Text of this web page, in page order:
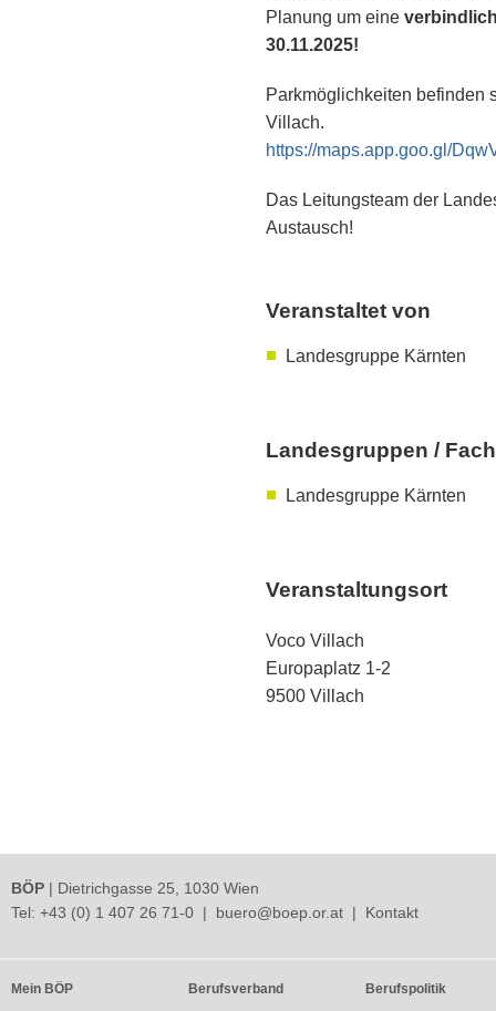
Planung um eine
30.11.2025!
Parkmöglichkeiten befinden
Villach.
https://maps.app.goo.gl/
Das Leitungsteam der
Austausch!
Veranstaltet von
Landesgruppe Kärnten
Landesgruppen /
Landesgruppe Kärnten
Veranstaltungsort
Voco Villach
Europaplatz 1-2
9500 Villach
BÖP | Dietrichgasse 25, 1030 Wien
Tel: +43 (0) 1 407 26 71-0 | buero@boep.or.at | Kontakt
Mein BÖP
Berufsverband
Berufspolitik